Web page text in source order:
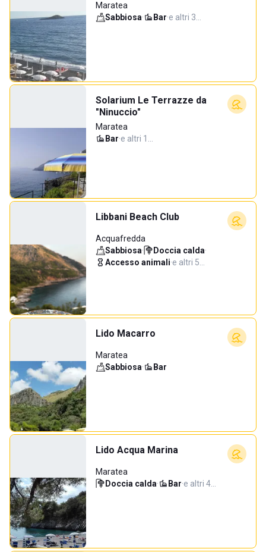
Maratea
Sabbiosa· Bar·e altri 3…
Solarium Le Terrazze da
"Ninuccio"
Maratea
Bar·e altri 1…
Libbani Beach Club
Acquafredda
Sabbiosa· Doccia calda·
Accesso animali·e altri 5…
Lido Macarro
Maratea
Sabbiosa· Bar
Lido Acqua Marina
Maratea
Doccia calda· Bar·e altri 4…